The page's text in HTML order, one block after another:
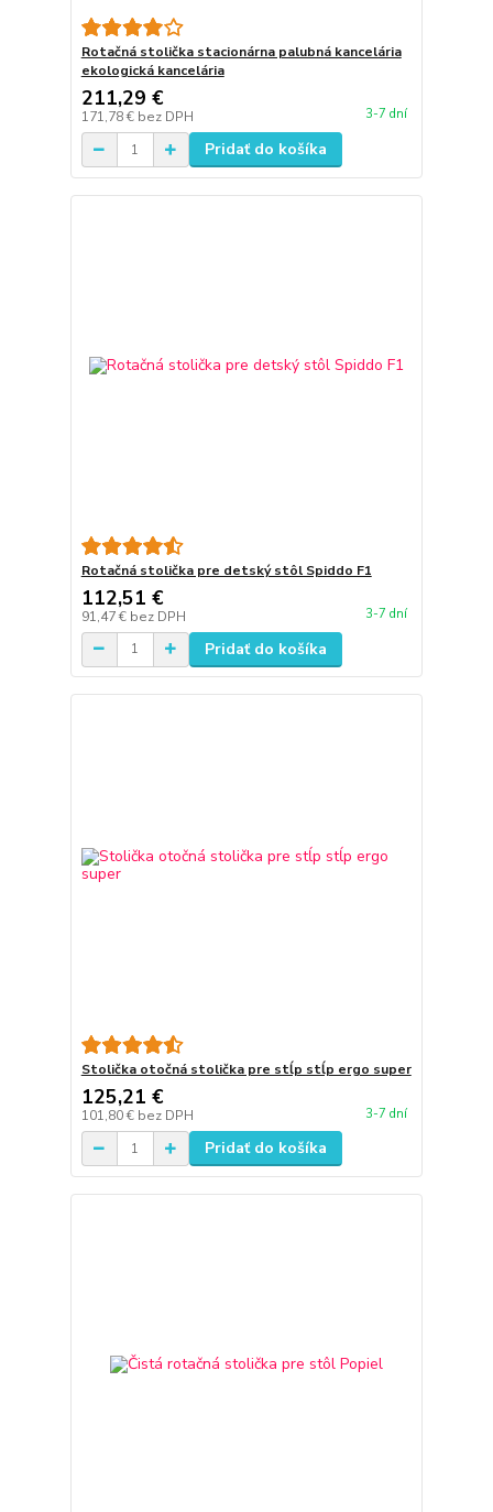
Rotačná stolička stacionárna palubná kancelária
ekologická kancelária
211,29 €
171,78 € bez DPH 3-7 dní
Pridať do košíka
Rotačná stolička pre detský stôl Spiddo F1
112,51 €
91,47 € bez DPH 3-7 dní
Pridať do košíka
Stolička otočná stolička pre stĺp stĺp ergo super
125,21 €
101,80 € bez DPH 3-7 dní
Pridať do košíka